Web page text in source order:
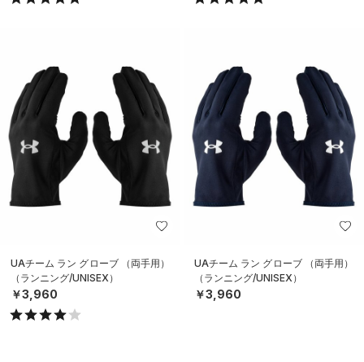
UAチーム ラン グローブ （両手用）
（ランニング/UNISEX）
￥3,960
UAチーム ラン グローブ （両手用）
（ランニング/UNISEX）
￥3,960